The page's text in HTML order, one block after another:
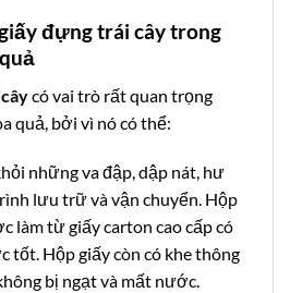
đựng trái cây trong
có vai trò rất quan trọng
quả, bởi vì nó có thể:
những va đập, dập nát, hư
lưu trữ và vận chuyển. Hộp
làm từ giấy carton cao cấp có
tốt. Hộp giấy còn có khe thông
bị ngạt và mất nước.